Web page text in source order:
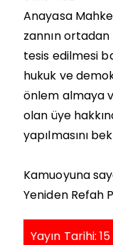
Anayasa
zannın
tesis edilmesi
hukuk ve
önlem almaya
olan üye
yapılmasını
Kamuoyuna
Yeniden Refah
Yayın Tarihi: